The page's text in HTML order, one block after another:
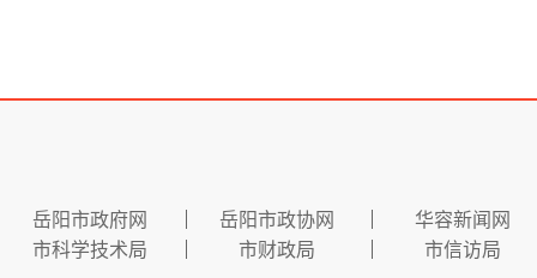
岳阳市政府网 岳阳市政协网
华容新闻网
市科学技术局
市财政局 市信访局